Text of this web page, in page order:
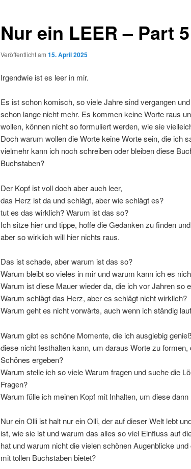
Nur ein LEER – Part 5
Veröffentlicht am 15. April 2025
Irgendwie ist es leer in mir.
Es ist schon komisch, so viele Jahre sind vergangen
schon lange nicht mehr. Es kommen keine Worte raus
wollen, können nicht so formuliert werden, wie sie
Doch warum wollen die Worte keine Worte sein, die ich
vielmehr kann ich noch schreiben oder bleiben diese
Buchstaben?
Der Kopf ist voll doch aber auch leer,
das Herz ist da und schlägt, aber wie schlägt es?
tut es das wirklich? Warum ist das so?
Ich sitze hier und tippe, hoffe die Gedanken zu finden
aber so wirklich will hier nichts raus.
Das ist schade, aber warum ist das so?
Warum bleibt so vieles in mir und warum kann ich es
Warum ist diese Mauer wieder da, die ich vor Jahren so
Warum schlägt das Herz, aber es schlägt nicht wirklich?
Warum geht es nicht vorwärts, auch wenn ich ständig
Warum gibt es schöne Momente, die ich ausgiebig
diese nicht festhalten kann, um daraus Worte zu formen,
Schönes ergeben?
Warum stelle ich so viele Warum fragen und suche die
Fragen?
Warum fülle ich meinen Kopf mit Inhalten, um diese
Nur ein Olli ist halt nur ein Olli, der auf dieser Welt lebt
ist, wie sie ist und warum das alles so viel Einfluss auf
hat und warum nicht die vielen schönen Augenblicke
mit tollen Buchstaben bietet?